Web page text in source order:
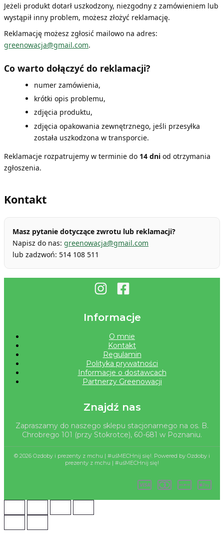
Jeżeli produkt dotarł uszkodzony, niezgodny z zamówieniem lub
wystąpił inny problem, możesz złożyć reklamację.
Reklamację możesz zgłosić mailowo na adres:
greenowacja@gmail.com.
Co warto dołączyć do reklamacji?
numer zamówienia,
krótki opis problemu,
zdjęcia produktu,
zdjęcia opakowania zewnętrznego, jeśli przesyłka
została uszkodzona w transporcie.
Reklamacje rozpatrujemy w terminie do 14 dni od otrzymania
zgłoszenia.
Kontakt
Masz pytanie dotyczące zwrotu lub reklamacji?
Napisz do nas: greenowacja@gmail.com
lub zadzwoń: 514 108 511
Informacje
O mnie
Kontakt
Regulamin
Polityka prywatności
Informacje o dostawcach
Partnerzy Greenowacji
Znajdź nas
Zapraszamy do naszego sklepu stacjonarnego na os. B.
Chrobrego 101 (przy Stokrotce), 60-681 w Poznaniu.
© 2026 Ozdoby i prezenty z mchu | #uśMECHnij się!. Powered by Ozdoby i
prezenty z mchu | #uśMECHnij się!